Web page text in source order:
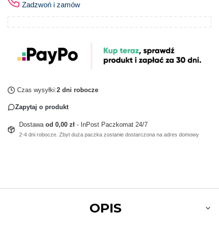
Zadzwoń i zamów
Czas wysyłki:2 dni robocze
Zapytaj o produkt
Dostawa od 0,00 zł - InPost Paczkomat 24/7
2-4 dni robocze. Zbyt duża paczka zostanie dostarczona na adres domowy
OPIS